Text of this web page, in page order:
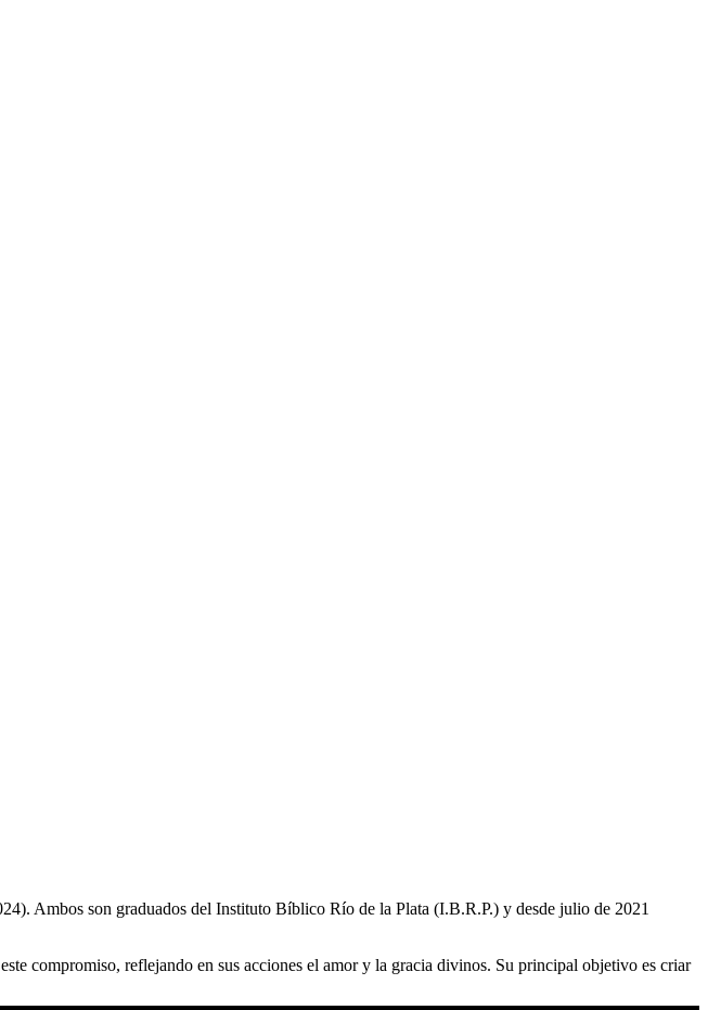
Ambos son graduados del Instituto Bíblico Río de la Plata (I.B.R.P.) y desde julio de 2021
compromiso, reflejando en sus acciones el amor y la gracia divinos. Su principal objetivo es criar